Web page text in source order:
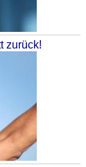
zurück!